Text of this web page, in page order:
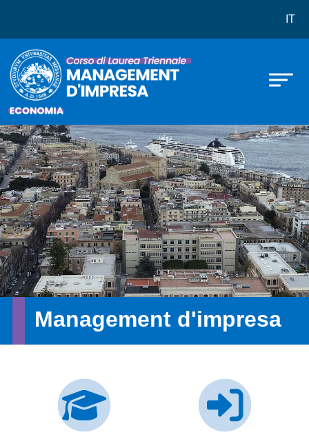
Corso di laurea in Management IT
Immagine
Management d'impresa